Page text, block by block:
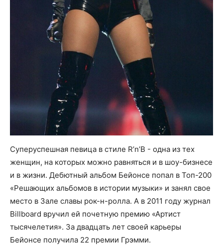
Суперуспешная певица в стиле R’n’B - одна из тех
женщин, на которых можно равняться и в шоу-бизнесе
и в жизни. Дебютный альбом Бейонсе попал в Топ-200
«Решающих альбомов в истории музыки» и занял свое
место в Зале славы рок-н-ролла. А в 2011 году журнал
Billboard вручил ей почетную премию «Артист
тысячелетия». За двадцать лет своей карьеры
Бейонсе получила 22 премии Грэмми.